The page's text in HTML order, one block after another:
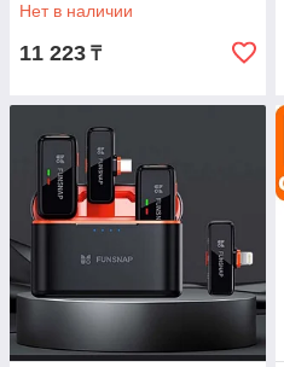
Нет в наличии
11 223 ₸